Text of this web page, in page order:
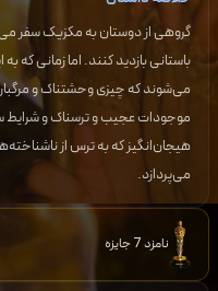
گروهی از دوستان به مکزیک سفر
باستانی بازدید کنند. اما زمانی که
می‌شوند که چیزی وحشتناک و مرگبار
موجودات عجیب و ترسناک و شرایط
هیجان‌انگیز که به ترس از
می‌پردازد.
نامزد 7 جایزه